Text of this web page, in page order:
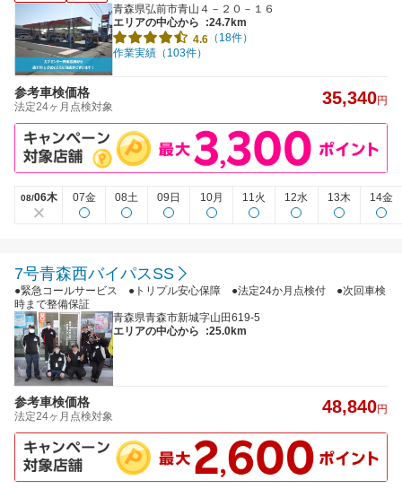
青森県弘前市青山４－２０－１６
エリアの中心から
:24.7km
4.6 （18件）
作業実績（103件）
参考車検価格
法定24ヶ月点検対象 35,340円
08/06木 07金 08土 09日 10月 11火 12水 13木 14金
7号青森西バイパスSS
●緊急コールサービス ●トリプル安心保障 ●法定24か月点検付 ●次回車検
時まで整備保証
青森県青森市新城字山田619-5
エリアの中心から
:25.0km
参考車検価格
法定24ヶ月点検対象 48,840円